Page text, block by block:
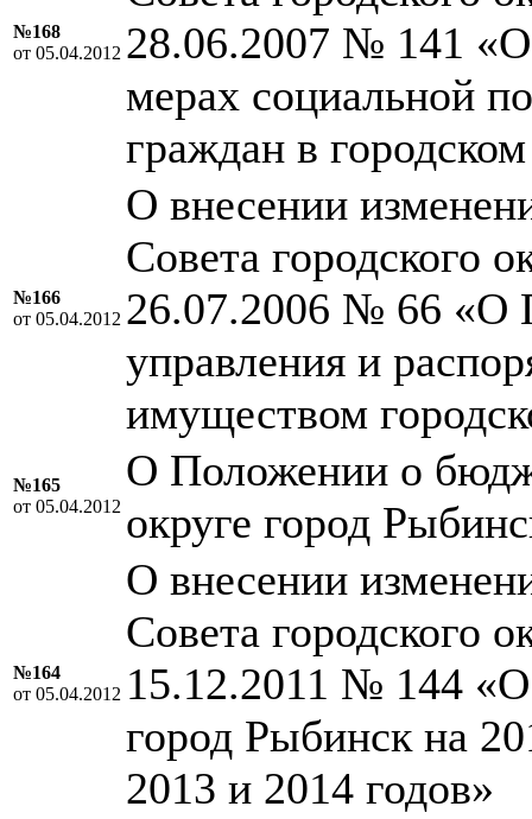
№168
от 05.04.2012 28.06.2007 № 141
мерах социальной
граждан в
№166
от 05.04.2012
О внесении
Совета городского
26.07.2006 № 66 «О
управления и
имуществом
№165
от 05.04.2012
О Положении о
округе город
№164
от 05.04.2012
О внесении
Совета городского
15.12.2011 № 144 «О
город Рыбинск на
2013 и 2014 годов»